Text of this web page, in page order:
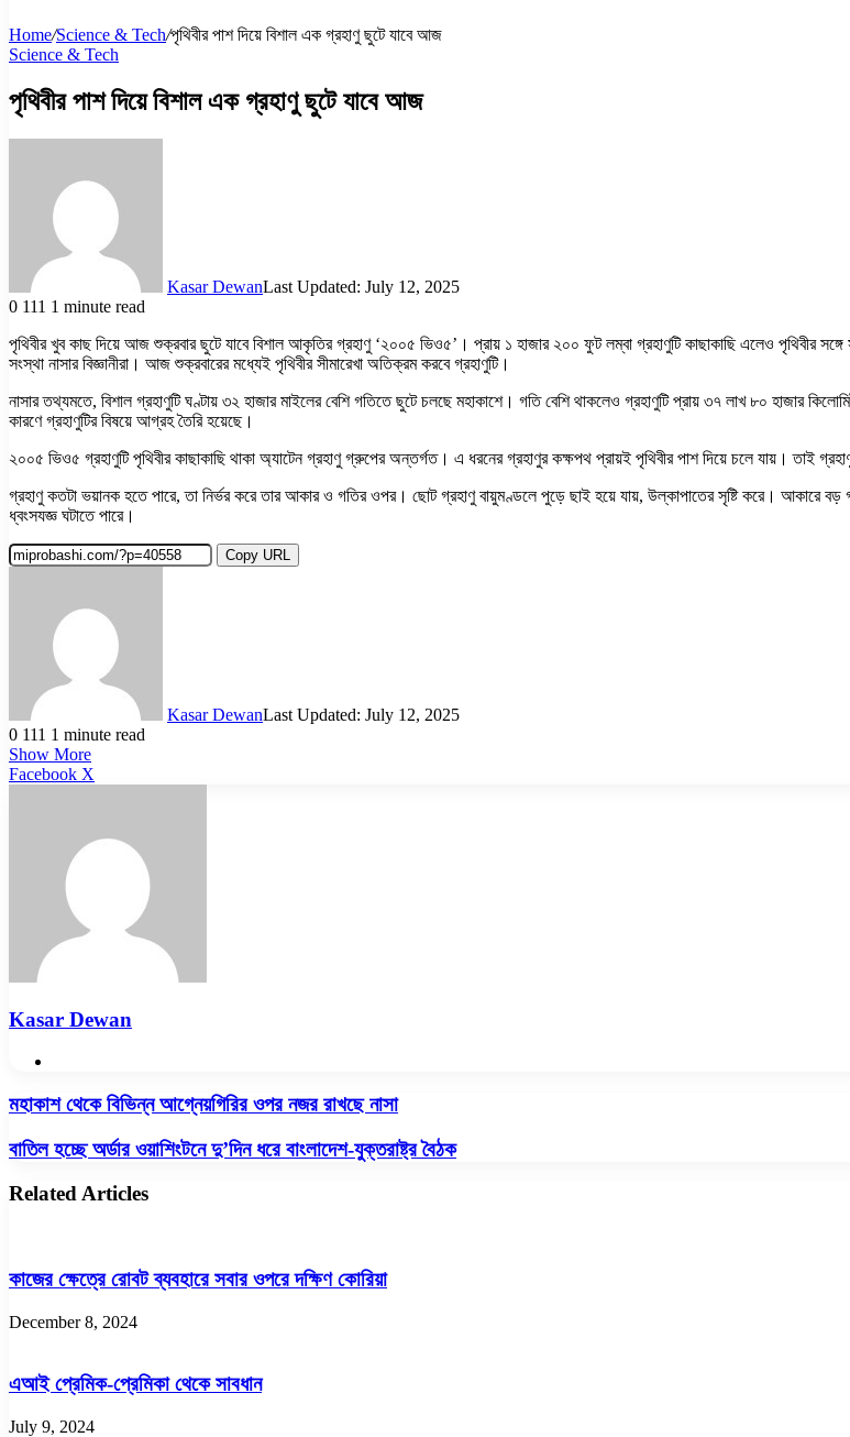
Home/Science & Tech/পৃথিবীর পাশ দিয়ে বিশাল এক গ্রহাণু ছুটে যাবে আজ
Science & Tech
পৃথিবীর পাশ দিয়ে বিশাল এক গ্রহাণু ছুটে যাবে আজ
Kasar DewanLast Updated: July 12, 2025
0 111 1 minute read
পৃথিবীর খুব কাছ দিয়ে আজ শুক্রবার ছুটে যাবে বিশাল আকৃতির গ্রহাণু ‘২০০৫ ভিও৫’। প্রায় ১ হাজার ২০০ ফুট লম্বা গ্রহাণুটি কাছাকাছি এলেও পৃথিবীর
সংস্থা নাসার বিজ্ঞানীরা। আজ শুক্রবারের মধ্যেই পৃথিবীর সীমারেখা অতিক্রম করবে গ্রহাণুটি।
নাসার তথ্যমতে, বিশাল গ্রহাণুটি ঘণ্টায় ৩২ হাজার মাইলের বেশি গতিতে ছুটে চলছে মহাকাশে। গতি বেশি থাকলেও গ্রহাণুটি প্রায় ৩৭ লাখ ৮০ হাজার
কারণে গ্রহাণুটির বিষয়ে আগ্রহ তৈরি হয়েছে।
২০০৫ ভিও৫ গ্রহাণুটি পৃথিবীর কাছাকাছি থাকা অ্যাটেন গ্রহাণু গ্রুপের অন্তর্গত। এ ধরনের গ্রহাণুর কক্ষপথ প্রায়ই পৃথিবীর পাশ দিয়ে চলে যায়। তাই
গ্রহাণু কতটা ভয়ানক হতে পারে, তা নির্ভর করে তার আকার ও গতির ওপর। ছোট গ্রহাণু বায়ুমণ্ডলে পুড়ে ছাই হয়ে যায়, উল্কাপাতের সৃষ্টি করে। আকারে বড়
ধ্বংসযজ্ঞ ঘটাতে পারে।
Copy URL
Kasar DewanLast Updated: July 12, 2025
0 111 1 minute read
Show More
Facebook X
Kasar Dewan
মহাকাশ
বিভিন্ন
আগ্নেয়গিরির
নজর
মহাকাশ থেকে বিভিন্ন আগ্নেয়গিরির ওপর নজর রাখছে নাসা
বাতিল
অর্ডার
ওয়াশিংটনে
যুক্তরাষ্ট্র
বাতিল হচ্ছে অর্ডার ওয়াশিংটনে দু’দিন ধরে বাংলাদেশ-যুক্তরাষ্ট্র বৈঠক
Related Articles
কাজের ক্ষেত্রে রোবট ব্যবহারে সবার ওপরে দক্ষিণ কোরিয়া
December 8, 2024
এআই প্রেমিক-প্রেমিকা থেকে সাবধান
July 9, 2024